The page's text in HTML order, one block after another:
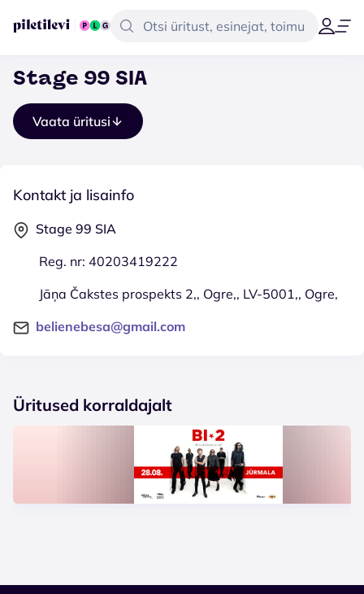
Stage 99 SIA
Vaata üritusi
Kontakt ja lisainfo
Stage 99 SIA
Reg. nr: 40203419222
Jāņa Čakstes prospekts 2,, Ogre,, LV-5001,, Ogre,
belienebesa@gmail.com
Üritused korraldajalt